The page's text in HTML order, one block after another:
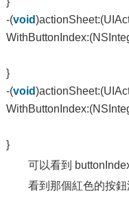
-(void
}
-(void
}
可以看到
看到那個紅色的按